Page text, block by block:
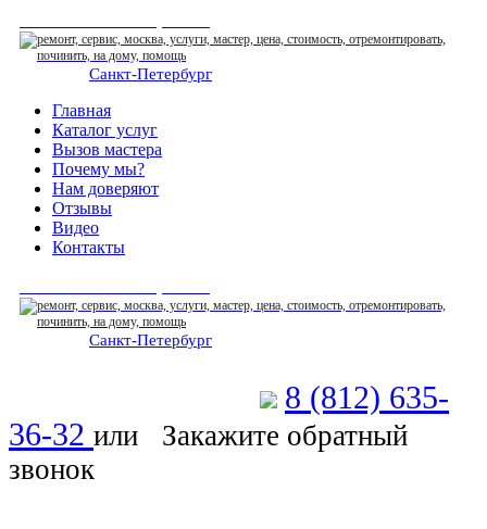
Санкт-Петербург
Главная
Каталог услуг
Вызов мастера
Почему мы?
Нам доверяют
Отзывы
Видео
Контакты
Санкт-Петербург
8 (812) 635-
36-32 или
Закажите обратный
звонок